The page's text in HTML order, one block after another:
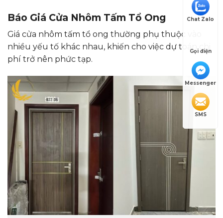
Báo Giá Cửa Nhôm Tấm Tổ Ong
Giá cửa nhôm tấm tổ ong thường phụ thuộc vào
nhiều yếu tố khác nhau, khiến cho việc dự toán chi
phí trở nên phức tạp.
Chat Zalo
Gọi điện
Messenger
SMS